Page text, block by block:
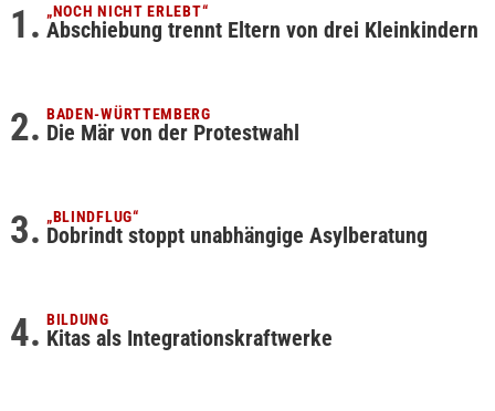
„NOCH NICHT ERLEBT“
Abschiebung trennt Eltern von drei Kleinkindern
BADEN-WÜRTTEMBERG
Die Mär von der Protestwahl
„BLINDFLUG“
Dobrindt stoppt unabhängige Asylberatung
BILDUNG
Kitas als Integrationskraftwerke